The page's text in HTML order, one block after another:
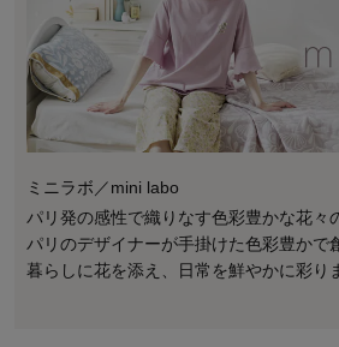
ミニラボ／mini labo
パリ発の感性で織りなす色彩豊かな花々
パリのデザイナーが手掛けた色彩豊かで
暮らしに花を添え、日常を鮮やかに彩り